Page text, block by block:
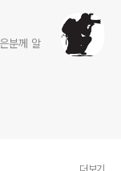
분께 알